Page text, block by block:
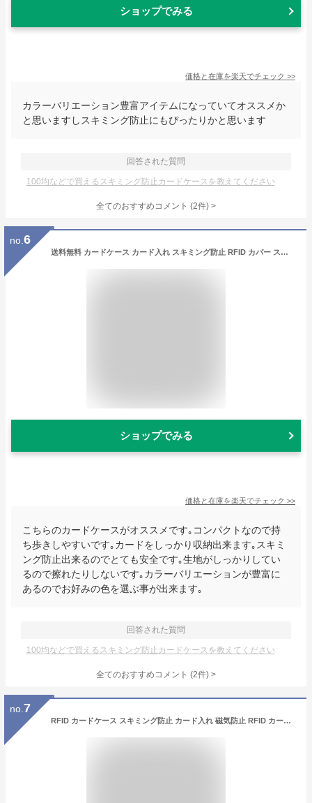
ショップでみる
価格と在庫を楽天でチェック >>
カラーバリエーション豊富アイテムになっていてオススメか
と思いますしスキミング防止にもぴったりかと思います
回答された質問
100均などで買えるスキミング防止カードケースを教えてください
全てのおすすめコメント (2件) >
no. 6
送料無料 カードケース カード入れ スキミング防止 RFID カバー スリーブ 無地 単色 シンプル セキュリティ クレジットカード キャッシュカード クレカ 情報保護
ショップでみる
価格と在庫を楽天でチェック >>
こちらのカードケースがオススメです｡コンパクトなので持
ち歩きしやすいです｡カードをしっかり収納出来ます｡スキミ
ング防止出来るのでとても安全です｡生地がしっかりしてい
るので擦れたりしないです｡カラーバリエーションが豊富に
あるのでお好みの色を選ぶ事が出来ます｡
回答された質問
100均などで買えるスキミング防止カードケースを教えてください
全てのおすすめコメント (2件) >
no. 7
RFID カードケース スキミング防止 カード入れ 磁気防止 RFID カードホルダー クレジットカードケース スキミング防止 電波遮断